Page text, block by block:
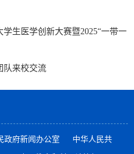
生医学创新大赛暨2025“一带一
队来校交流
政府新闻办公室
中华人民共